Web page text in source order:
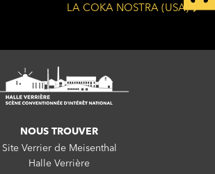
LA COKA NOSTRA (USA)
NOUS TROUVER
Site Verrier de Meisenthal
Halle Verrière